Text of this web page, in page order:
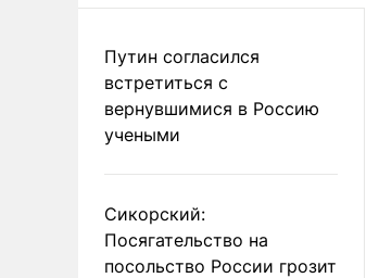
Путин согласился
встретиться с
вернувшимися в Россию
учеными
Сикорский:
Посягательство на
посольство России грозит